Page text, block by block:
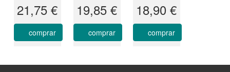
21,75 €
comprar
19,85 €
comprar
18,90 €
comprar